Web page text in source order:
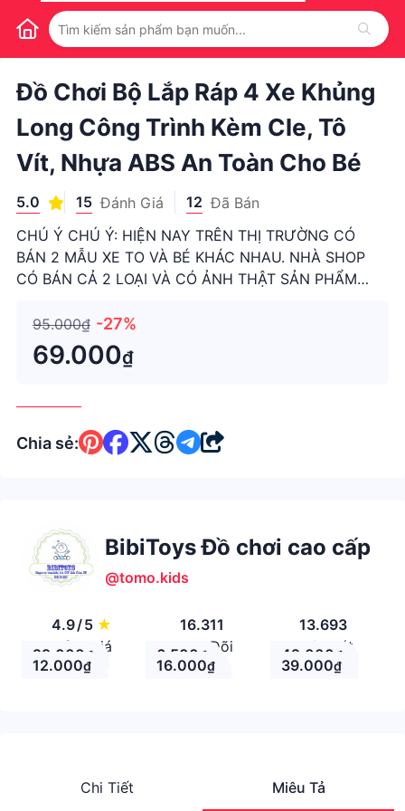
1 / 1
Đồ Chơi Bộ Lắp Ráp 4 Xe Khủng
Long Công Trình Kèm Cle, Tô
Vít, Nhựa ABS An Toàn Cho Bé
5.0 15 Đánh Giá 12 Đã Bán
CHÚ Ý CHÚ Ý: HIỆN NAY TRÊN THỊ TRƯỜNG CÓ
BÁN 2 MẪU XE TO VÀ BÉ KHÁC NHAU. NHÀ SHOP
CÓ BÁN CẢ 2 LOẠI VÀ CÓ ẢNH THẬT SẢN PHẨM
NHẦM HÀNG NHA. Đồ chơi bộ lắp ráp 4 xe khủng
long công trình (loại to, có ảnh thật) kèm cle, tô vít,
nhự
95.000₫ -27%
69.000₫
Chia sẻ:
BibiToys Đồ chơi cao cấp
@tomo.kids
4.9/5 ★
Đánh giá
16.311
Theo Dõi
13.693
Nhận xét
29.000 ₫ 6.500 ₫ 42.000 ₫
12.000₫ 16.000₫ 39.000₫
Chi Tiết Miêu Tả